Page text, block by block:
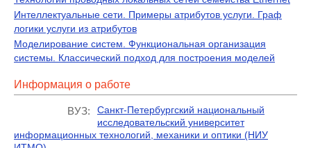
Интеллектуальные сети. Примеры атрибутов услуги. Граф
логики услуги из атрибутов
Моделирование систем. Функциональная организация
системы. Классический подход для построения моделей
Информация о работе
ВУЗ:
Санкт-Петербургский национальный
исследовательский университет
информационных технологий, механики и оптики (НИУ